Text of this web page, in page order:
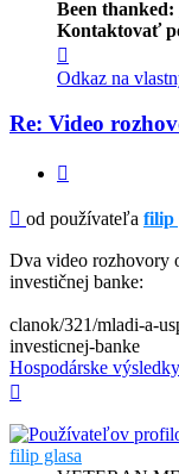
Been thanked:
Kontaktovať
informácie
používateľa
-
filip
Odkaz na
Re: Video
Príspevok
od používateľa filip
Dva video rozhovory
investičnej banke:
clanok/321/mladi-a-
investicnej-banke
Hospodárske
filip glasa